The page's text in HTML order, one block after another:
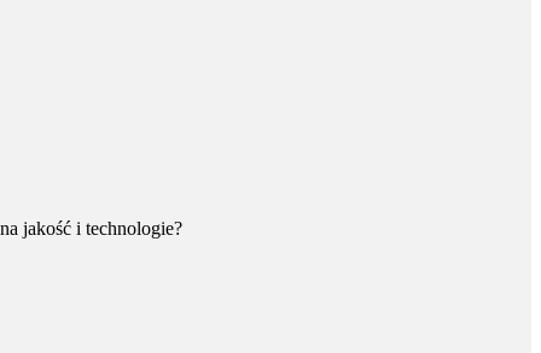
jakość i technologie?